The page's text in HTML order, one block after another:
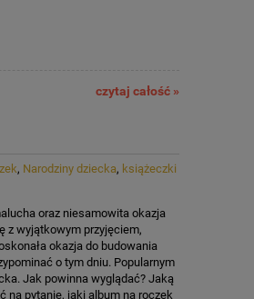
czytaj całość »
, Narodziny dziecka, książeczki
oraz niesamowita okazja
z wyjątkowym przyjęciem,
okazja do budowania
o tym dniu. Popularnym
Jak powinna wyglądać? Jaką
na pytanie, jaki album na roczek